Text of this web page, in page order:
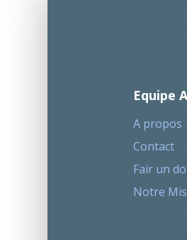
Equipe
A propos
Contact
Fair un
Notre